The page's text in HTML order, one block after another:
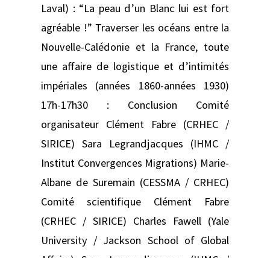
Laval) : “La peau d’un Blanc lui est fort
agréable !” Traverser les océans entre la
Nouvelle-Calédonie et la France, toute
une affaire de logistique et d’intimités
impériales (années 1860-années 1930)
17h-17h30 : Conclusion Comité
organisateur Clément Fabre (CRHEC /
SIRICE) Sara Legrandjacques (IHMC /
Institut Convergences Migrations) Marie-
Albane de Suremain (CESSMA / CRHEC)
Comité scientifique Clément Fabre
(CRHEC / SIRICE) Charles Fawell (Yale
University / Jackson School of Global